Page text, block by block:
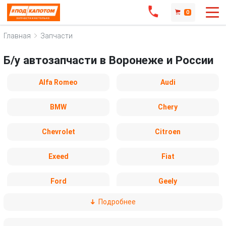
0
Главная Запчасти
Б/у автозапчасти в Воронеже и России
Alfa Romeo Audi
BMW Chery
Chevrolet Citroen
Exeed Fiat
Ford Geely
Подробнее